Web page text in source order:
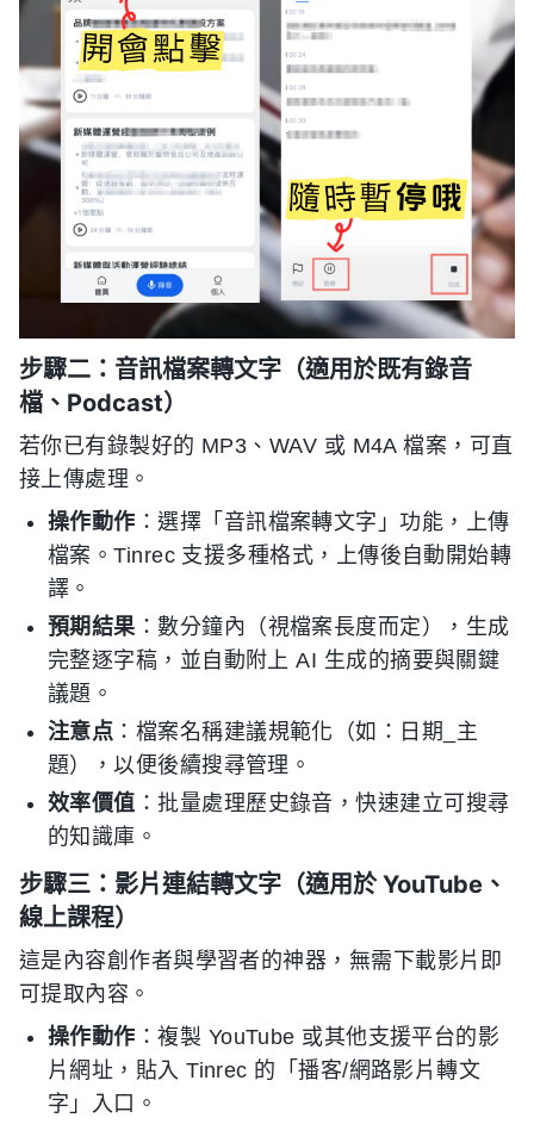
步驟二：音訊檔案轉文字（適用於既有錄音
檔、Podcast）
若你已有錄製好的 MP3、WAV 或 M4A 檔案，可直
接上傳處理。
操作動作 ：選擇「音訊檔案轉文字」功能，上傳
檔案。Tinrec 支援多種格式，上傳後自動開始轉
譯。
預期結果：數分鐘內（視檔案長度而定），生成
完整逐字稿，並自動附上 AI 生成的摘要與關鍵
議題。
注意点 ：檔案名稱建議規範化（如：日期_主
題），以便後續搜尋管理。
效率價值 ：批量處理歷史錄音，快速建立可搜尋
的知識庫。
步驟三：影片連結轉文字（適用於 YouTube、
線上課程）
這是內容創作者與學習者的神器，無需下載影片即
可提取內容。
操作動作 ：複製 YouTube 或其他支援平台的影
片網址，貼入 Tinrec 的「播客/網路影片轉文
字」入口。